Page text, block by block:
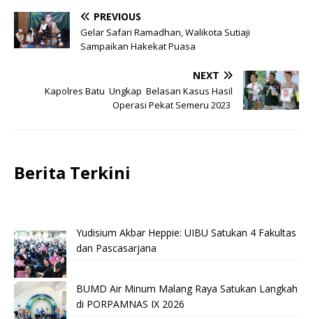
PREVIOUS
Gelar Safari Ramadhan, Walikota Sutiaji
Sampaikan Hakekat Puasa
NEXT
Kapolres Batu Ungkap Belasan Kasus Hasil
Operasi Pekat Semeru 2023
Berita Terkini
Yudisium Akbar Heppie: UIBU Satukan 4 Fakultas
dan Pascasarjana
BUMD Air Minum Malang Raya Satukan Langkah
di PORPAMNAS IX 2026